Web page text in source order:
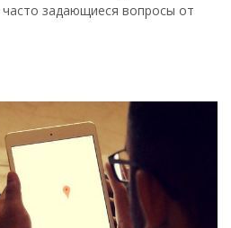
задающиеся вопросы от